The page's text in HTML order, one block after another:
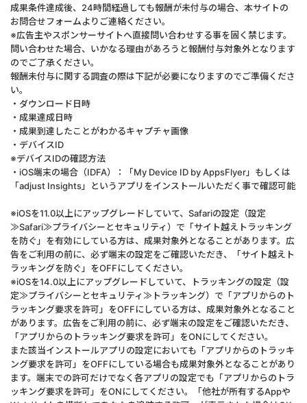
成果条件達成後、24時間経過しても報酬が未付与の場合、本サイトの
お問合せフォームよりご連絡ください。
※広告主やスポンサーサイトへ直接問い合わせする事を固く禁じます。
問い合わせた場合、いかなる理由があろうと報酬付与対象外となります
のでご了承ください。
報酬未付与に関する調査の際は下記が必要になりますのでご準備くださ
い。
・ダウンロード日時
・成果達成日時
・成果到達したことがわかるキャプチャ画像
・デバイスID
※デバイスIDの確認方法
・iOS端末の場合（IDFA）：「My Device ID by AppsFlyer」もしくは
「adjust Insights」というアプリをインストールいただく事で確認可能
※iOSを11.0以上にアップグレードしていて、Safariの設定（設定
≫Safari≫プライバシーとセキュリティ）で「サイト越えトラッキング
を防ぐ」を有効にしている方は、成果対象外となることがあります。広
告をご利用の前に、必ず端末の設定をご確認いただき、「サイト越えト
ラッキングを防ぐ」をOFFにしてください。
※iOSを14.0以上にアップグレードしていて、トラッキングの設定（設
定≫プライバシーとセキュリティ≫トラッキング）で「アプリからのト
ラッキング要求を許可」をOFFにしている方は、成果対象外となること
があります。広告をご利用の前に、必ず端末の設定をご確認いただき、
「アプリからのトラッキング要求を許可」をONにしてください。
また該当インストールアプリの設定においても「アプリからのトラッキ
ング要求を許可」をOFFにしている場合も成果対象外となることがあり
ます。端末での許可だけでなく各アプリの設定でも「アプリからのトラ
ッキング要求を許可」をONにしてください。「他社が所有するAppや